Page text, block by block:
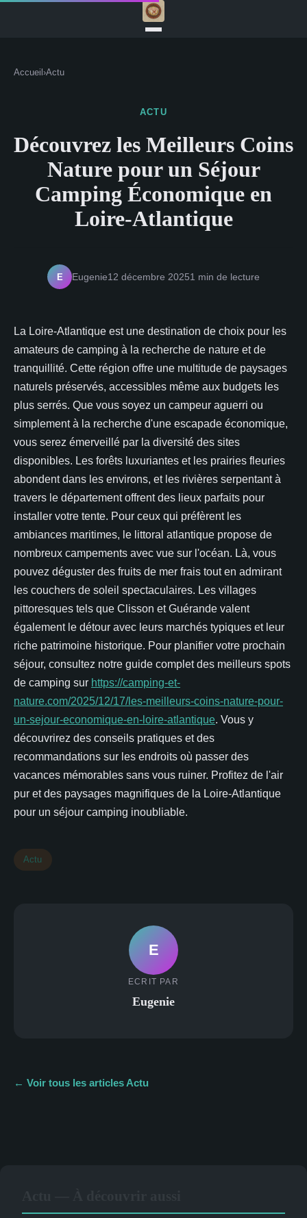
Accueil ›Actu
ACTU
Découvrez les Meilleurs Coins
Nature pour un Séjour
Camping Économique en
Loire-Atlantique
E Eugenie12 décembre 20251 min de lecture
La Loire-Atlantique est une destination de choix pour les
amateurs de camping à la recherche de nature et de
tranquillité. Cette région offre une multitude de paysages
naturels préservés, accessibles même aux budgets les
plus serrés. Que vous soyez un campeur aguerri ou
simplement à la recherche d'une escapade économique,
vous serez émerveillé par la diversité des sites
disponibles. Les forêts luxuriantes et les prairies fleuries
abondent dans les environs, et les rivières serpentant à
travers le département offrent des lieux parfaits pour
installer votre tente. Pour ceux qui préfèrent les
ambiances maritimes, le littoral atlantique propose de
nombreux campements avec vue sur l'océan. Là, vous
pouvez déguster des fruits de mer frais tout en admirant
les couchers de soleil spectaculaires. Les villages
pittoresques tels que Clisson et Guérande valent
également le détour avec leurs marchés typiques et leur
riche patrimoine historique. Pour planifier votre prochain
séjour, consultez notre guide complet des meilleurs spots
de camping sur https://camping-et-
nature.com/2025/12/17/les-meilleurs-coins-nature-pour-
un-sejour-economique-en-loire-atlantique. Vous y
découvrirez des conseils pratiques et des
recommandations sur les endroits où passer des
vacances mémorables sans vous ruiner. Profitez de l'air
pur et des paysages magnifiques de la Loire-Atlantique
pour un séjour camping inoubliable.
Actu
E
ECRIT PAR
Eugenie
← Voir tous les articles Actu